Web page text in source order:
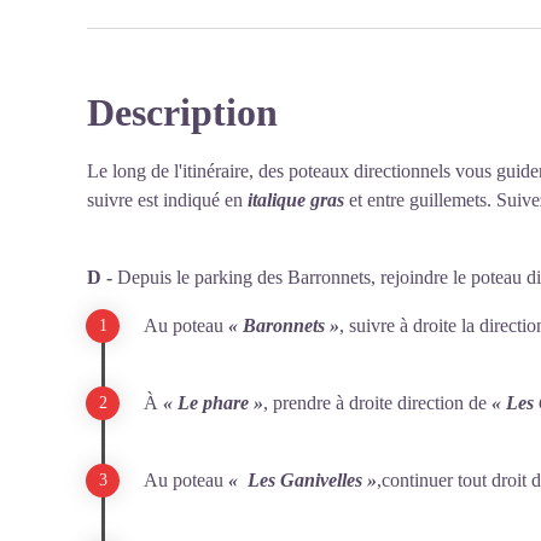
Voir l'image en plein écran
Description
Le long de l'itinéraire, des poteaux directionnels vous
suivre est indiqué en italique gras et entre guillemets.
D - Depuis le parking des Barronnets, rejoindre le poteau
Au poteau « Baronnets », suivre à droite la
À « Le phare », prendre à droite direction de « Les
Au poteau « Les Ganivelles »,continuer tout droit